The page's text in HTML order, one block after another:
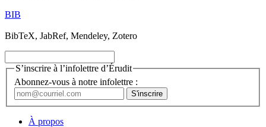
BIB
BibTeX, JabRef, Mendeley, Zotero
S’inscrire à l’infolettre d’Érudit
Abonnez-vous à notre infolettre :
À propos